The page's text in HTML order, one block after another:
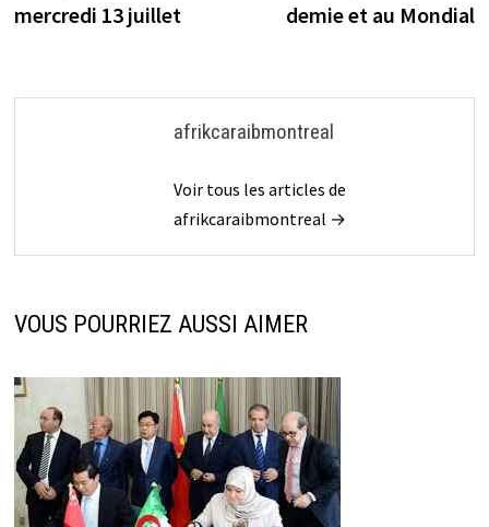
mercredi 13 juillet
demie et au Mondial
afrikcaraibmontreal
Voir tous les articles de
afrikcaraibmontreal →
VOUS POURRIEZ AUSSI AIMER